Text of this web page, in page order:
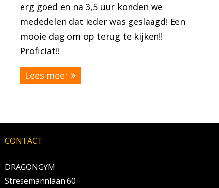
erg goed en na 3,5 uur konden we
mededelen dat ieder was geslaagd! Een
mooie dag om op terug te kijken!!
Proficiat!!
Lees meer
CONTACT
DRAGONGYM
Stresemannlaan 60